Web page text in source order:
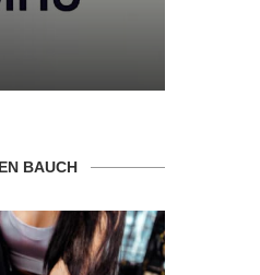
BAUCH